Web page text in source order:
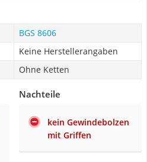
BGS 8606
Keine Herstellerangaben
Ohne Ketten
Nachteile
kein Gewindebolzen
mit Griffen